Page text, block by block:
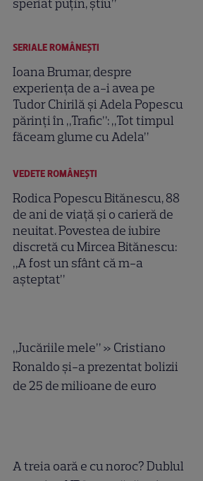
speriat puțin, știu”
SERIALE ROMÂNEŞTI
Ioana Brumar, despre
experiența de a-i avea pe
Tudor Chirilă și Adela Popescu
părinți în „Trafic”: „Tot timpul
făceam glume cu Adela”
VEDETE ROMÂNEŞTI
Rodica Popescu Bitănescu, 88
de ani de viață și o carieră de
neuitat. Povestea de iubire
discretă cu Mircea Bitănescu:
„A fost un sfânt că m-a
așteptat”
„Jucăriile mele” » Cristiano
Ronaldo și-a prezentat bolizii
de 25 de milioane de euro
A treia oară e cu noroc? Dublul